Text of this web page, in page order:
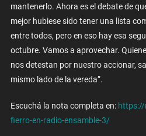
mantenerlo. Ahora es el debate de
mejor hubiese sido tener una lista
entre todos, pero en eso hay esa
octubre. Vamos a aprovechar.
nos detestan por nuestro accionar,
mismo lado de la vereda”.
Escuchá la nota completa en:
fierro-en-radio-ensamble-3/